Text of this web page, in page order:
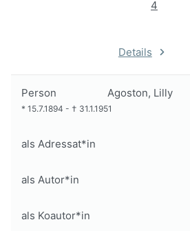
4
Details
Person Agoston, Lilly
* 15.7.1894 - † 31.1.1951
als Adressat*in
als Autor*in
als Koautor*in